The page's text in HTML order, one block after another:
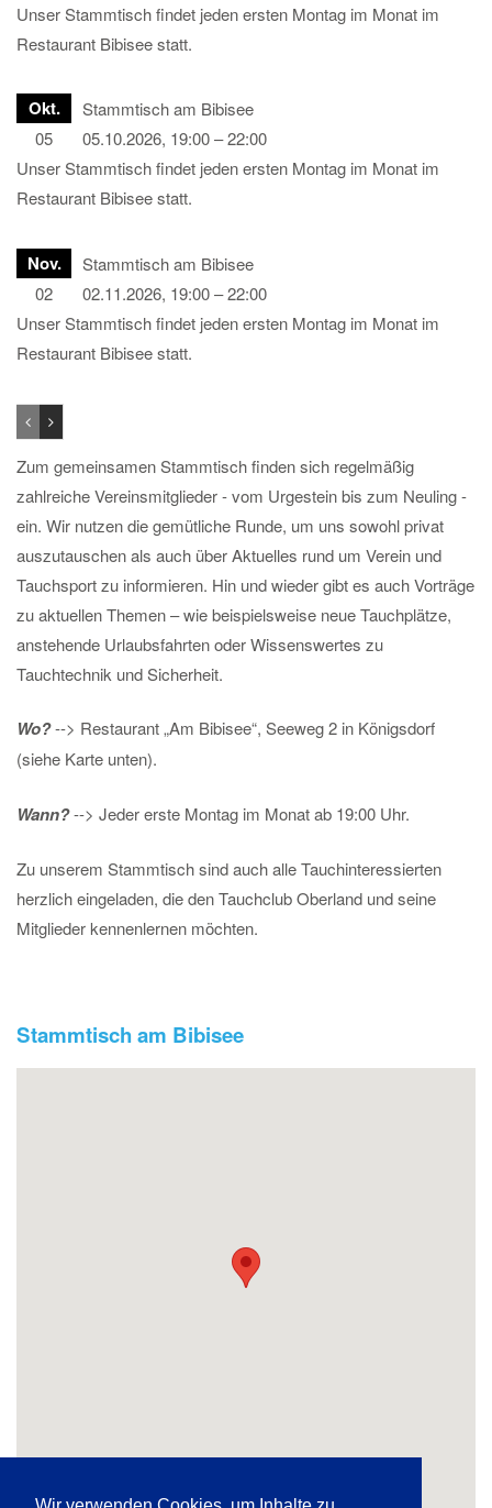
Unser Stammtisch findet jeden ersten Montag im Monat im
Restaurant Bibisee statt.
Okt.
05
Stammtisch am Bibisee
05.10.2026, 19:00 – 22:00
Unser Stammtisch findet jeden ersten Montag im Monat im
Restaurant Bibisee statt.
Nov.
02
Stammtisch am Bibisee
02.11.2026, 19:00 – 22:00
Unser Stammtisch findet jeden ersten Montag im Monat im
Restaurant Bibisee statt.
Zum gemeinsamen Stammtisch finden sich regelmäßig
zahlreiche Vereinsmitglieder - vom Urgestein bis zum Neuling -
ein. Wir nutzen die gemütliche Runde, um uns sowohl privat
auszutauschen als auch über Aktuelles rund um Verein und
Tauchsport zu informieren. Hin und wieder gibt es auch Vorträge
zu aktuellen Themen – wie beispielsweise neue Tauchplätze,
anstehende Urlaubsfahrten oder Wissenswertes zu
Tauchtechnik und Sicherheit.
Wo?--> Restaurant „Am Bibisee“, Seeweg 2 in Königsdorf
(siehe Karte unten).
Wann?--> Jeder erste Montag im Monat ab 19:00 Uhr.
Zu unserem Stammtisch sind auch alle Tauchinteressierten
herzlich eingeladen, die den Tauchclub Oberland und seine
Mitglieder kennenlernen möchten.
Stammtisch am Bibisee